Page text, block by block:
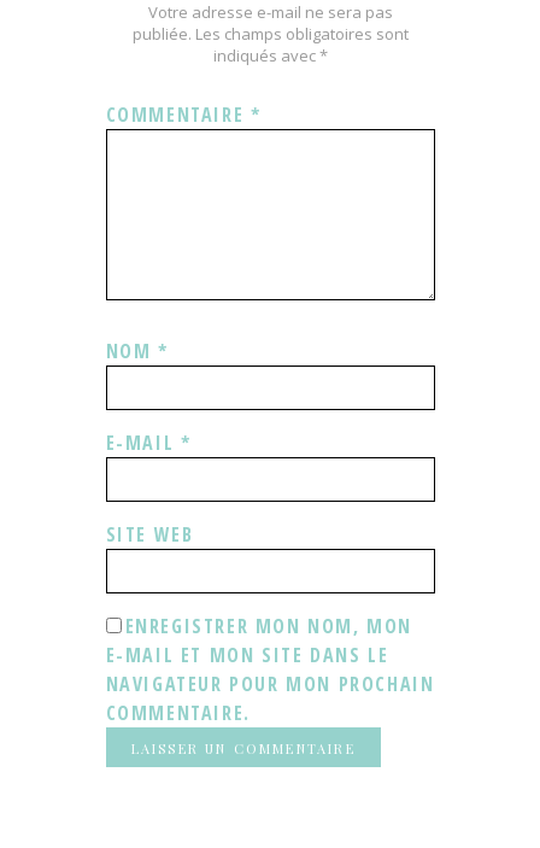
Votre adresse e-mail ne sera pas
publiée. Les champs obligatoires sont
indiqués avec*
COMMENTAIRE *
NOM *
E-MAIL *
SITE WEB
ENREGISTRER MON NOM, MON
E-MAIL ET MON SITE DANS LE
NAVIGATEUR POUR MON PROCHAIN
COMMENTAIRE.